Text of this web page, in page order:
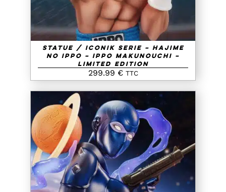
Statue / IConiK Serie – Hajime
No Ippo – Ippo Makunouchi –
Limited Edition
299.99 € TTC
AJOUTER AU PANIER
/
DETAILS